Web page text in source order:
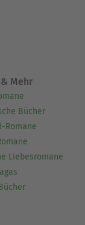
Mehr
Bücher
Romane
Liebesromane